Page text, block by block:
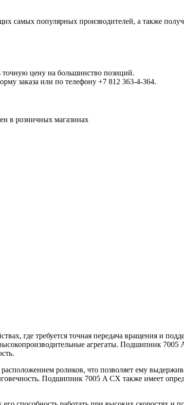
самых популярных производителей, а также
точную цену на большинство позиций.
заказа или по телефону +7 812 363-4-364.
в розничных магазинах
где требуется точная передача вращения и
агрегаты. Подшипник
роликов, что позволяет ему
Подшипник 7005 A CX также имеет